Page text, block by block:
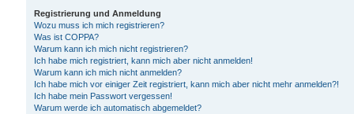
Registrierung und Anmeldung
Wozu muss ich mich registrieren?
Was ist COPPA?
Warum kann ich mich nicht registrieren?
Ich habe mich registriert, kann mich aber nicht anmelden!
Warum kann ich mich nicht anmelden?
Ich habe mich vor einiger Zeit registriert, kann mich aber nicht mehr anmelden?!
Ich habe mein Passwort vergessen!
Warum werde ich automatisch abgemeldet?